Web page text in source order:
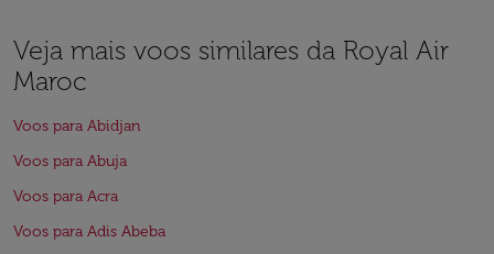
Veja mais voos similares da Royal Air
Maroc
Voos para Abidjan
Voos para Abuja
Voos para Acra
Voos para Adis Abeba